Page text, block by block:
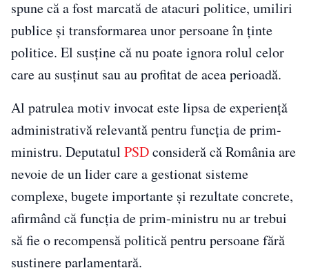
spune că a fost marcată de atacuri politice, umiliri
publice și transformarea unor persoane în ținte
politice. El susține că nu poate ignora rolul celor
care au susținut sau au profitat de acea perioadă.
Al patrulea motiv invocat este lipsa de experiență
administrativă relevantă pentru funcția de prim-
ministru. Deputatul PSDconsideră că România are
nevoie de un lider care a gestionat sisteme
complexe, bugete importante și rezultate concrete,
afirmând că funcția de prim-ministru nu ar trebui
să fie o recompensă politică pentru persoane fără
susținere parlamentară.